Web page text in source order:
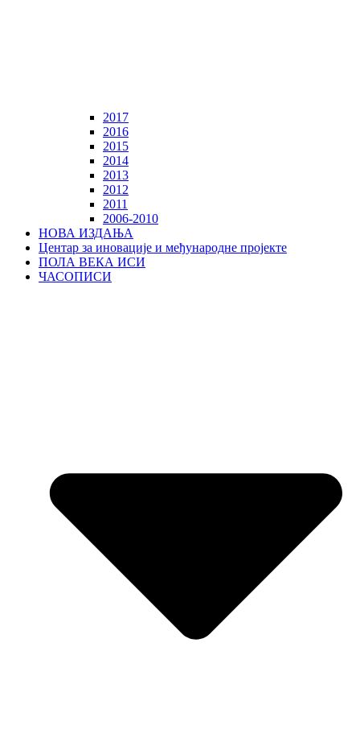
2017
2016
2015
2014
2013
2012
2011
2006-2010
НОВА ИЗДАЊА
Центар за иновације и међународне пројекте
ПОЛА ВЕКА ИСИ
ЧАСОПИСИ